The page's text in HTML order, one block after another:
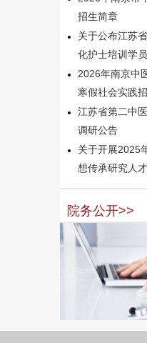
招生简章
关于公布江苏
化护士培训学
2026年南京中
寒假社会实践
江苏省第二中
调研公告
关于开展2025
想传承研究人
院务公开>>